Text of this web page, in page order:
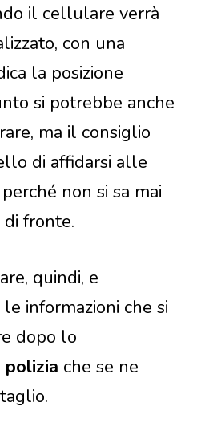
il cellulare verrà
con una
la posizione
si potrebbe anche
ma il consiglio
di affidarsi alle
non si sa mai
fronte.
quindi, e
informazioni che si
dopo lo
polizia che se ne